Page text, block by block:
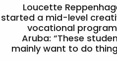
Loucette
started a mid-level
vocational
Aruba: “These
mainly want to do